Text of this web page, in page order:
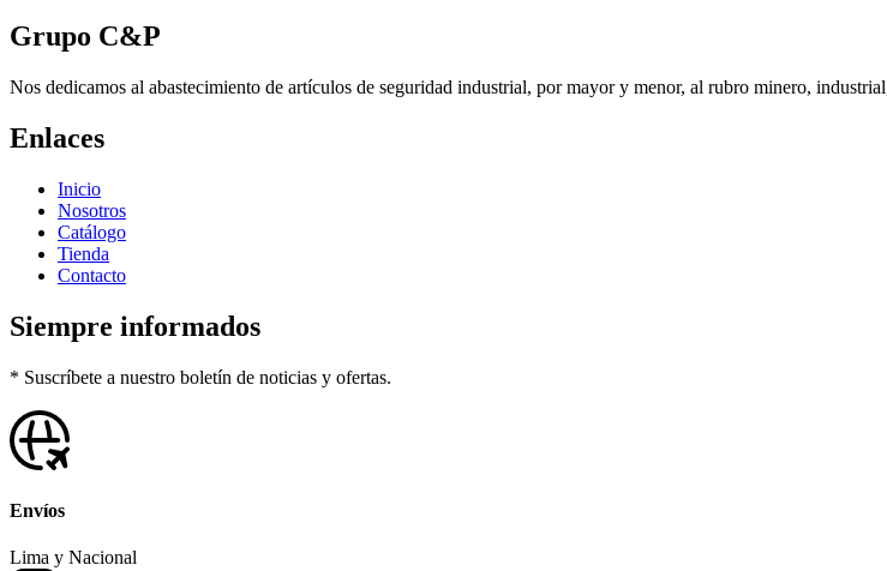
Grupo C&P
Nos dedicamos al abastecimiento de artículos de seguridad industrial, por mayor y menor, al rubro minero,
Enlaces
Inicio
Nosotros
Catálogo
Tienda
Contacto
Siempre informados
* Suscríbete a nuestro boletín de noticias y ofertas.
Envíos
Lima y Nacional